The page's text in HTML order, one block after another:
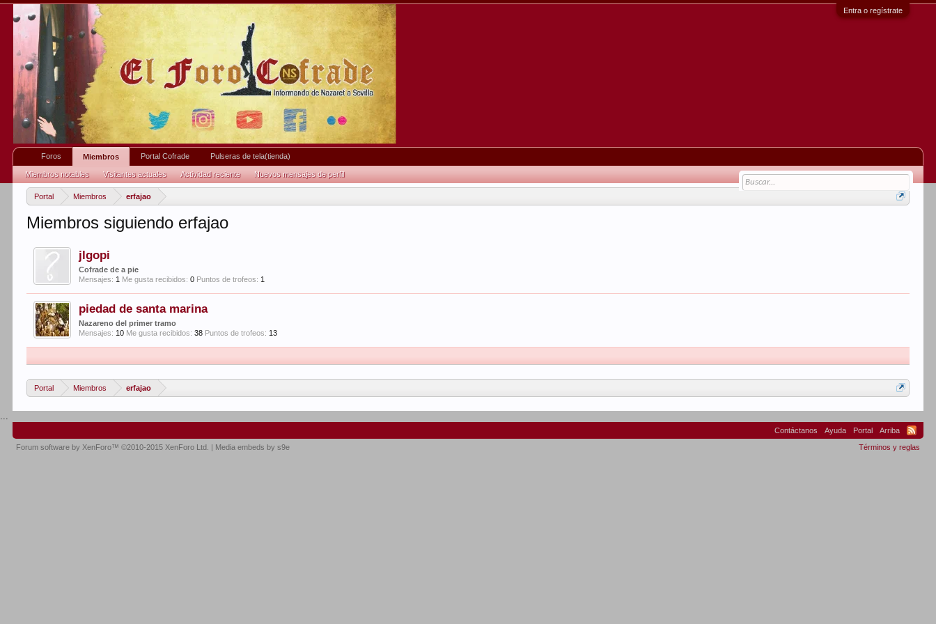
Entra o regístrate
Portal Miembros erfajao
Miembros siguiendo erfajao
jlgopi
Cofrade de a pie
Mensajes: 1 Me gusta recibidos: 0 Puntos de trofeos: 1
piedad de santa marina
Nazareno del primer tramo
Mensajes: 10 Me gusta recibidos: 38 Puntos de trofeos: 13
Portal Miembros erfajao
Foros Miembros
Miembros notables Visitantes actuales Actividad reciente Nuevos mensajes de perfil
Portal Cofrade Pulseras de tela(tienda)
...
Contáctanos Ayuda Portal
Arriba
Términos y reglas
Forum software by XenForo™©2010-2015 XenForo Ltd. | Media embeds by s9e